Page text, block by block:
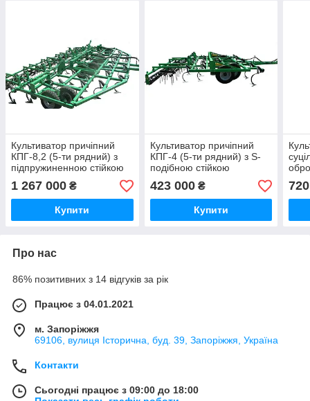
Культиватор причіпний
КПГ-8,2 (5-ти рядний) з
підпружиненною стійкою
суцільного передпосівного
і парового обробітку,
ширина 8,2 м
1 267 000 ₴
Купити
Культиватор причіпний
КПГ-4 (5-ти рядний) з S-
подібною стійкою
суцільного передпосівного
і парового обробітку,
ширина 4 м
423 000₴
Купити
Про нас
86% позитивних з 14 відгуків за рік
Працює з 04.01.2021
м. Запоріжжя
69106, вулиця Історична, буд. 39, Запоріжжя, Україна
Контакти
Сьогодні працює з 09:00 до 18:00